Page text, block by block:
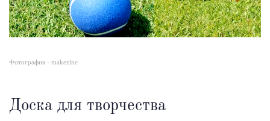
Фотография - makezine
Доска для творчества